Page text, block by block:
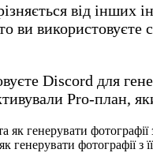
від інших
ви
Discord для
Pro-план,
фотографії з